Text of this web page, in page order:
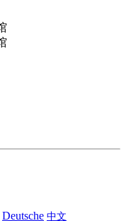
Deutsche 中文